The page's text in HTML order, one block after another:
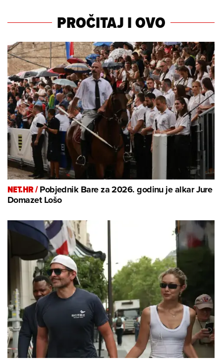
PROČITAJ I OVO
NET.HR /Pobjednik Bare za 2026. godinu je alkar Jure
Domazet Lošo